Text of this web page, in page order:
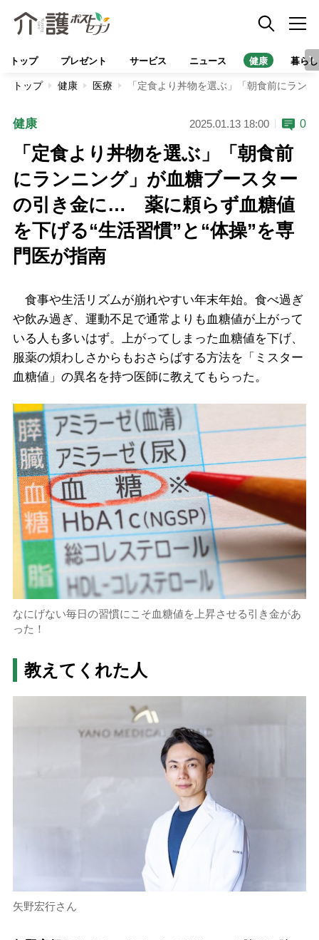
トップ プレゼント サービス ニュース 健康 暮らし
トップ 健康 医療 「定食より丼物を選ぶ」「朝食前にラン
健康 2025.01.13 18:00 0
「定食より丼物を選ぶ」「朝食前
にランニング」が血糖ブースター
の引き金に… 薬に頼らず血糖値
を下げる“生活習慣”と“体操”を専
門医が指南
食事や生活リズムが崩れやすい年末年始。食べ過ぎ
や飲み過ぎ、運動不足で通常よりも血糖値が上がって
いる人も多いはず。上がってしまった血糖値を下げ、
服薬の煩わしさからもおさらばする方法を「ミスター
血糖値」の異名を持つ医師に教えてもらった。
なにげない毎日の習慣にこそ血糖値を上昇させる引き金があ
った！
教えてくれた人
矢野宏行さん